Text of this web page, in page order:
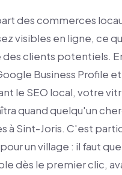
des commerces
visibles en ligne, ce
clients potentiels.
Business Profile
le SEO local, votre
quand quelqu'un
à Sint-Joris. C'est
un village : il faut
dès le premier clic,